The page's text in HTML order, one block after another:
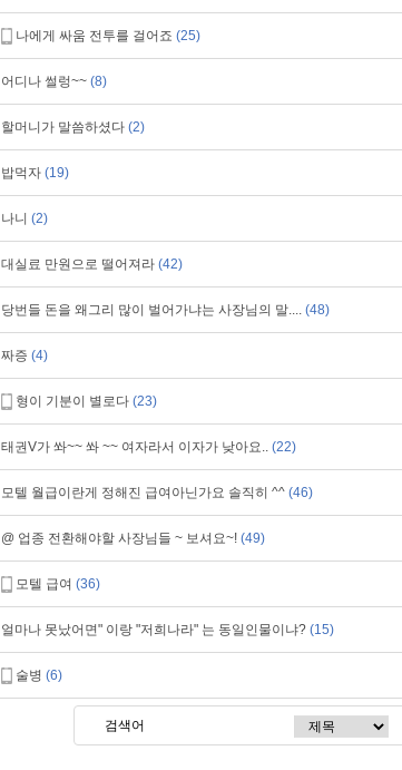
나에게 싸움 전투를 걸어죠 (25)
어디나 썰렁~~ (8)
할머니가 말씀하셨다 (2)
밥먹자 (19)
나니 (2)
대실료 만원으로 떨어져라 (42)
당번들 돈을 왜그리 많이 벌어가냐는 사장님의 말.... (48)
짜증 (4)
형이 기분이 별로다 (23)
태권V가 쏴~~ 쏴 ~~ 여자라서 이자가 낮아요.. (22)
모텔 월급이란게 정해진 급여아닌가요 솔직히 ^^ (46)
@ 업종 전환해야할 사장님들 ~ 보셔요~! (49)
모텔 급여 (36)
얼마나 못났어면" 이랑 "저희나라" 는 동일인물이냐? (15)
술병 (6)